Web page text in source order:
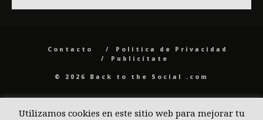
Contacto
Politica de Privacidad
Publicítate
© 2026 Back to the Social .com
Utilizamos cookies en este sitio web para mejorar tu